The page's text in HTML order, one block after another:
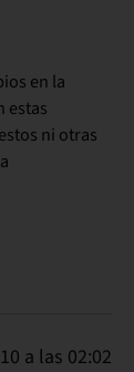
en la
estas
ni otras
a las 02:02